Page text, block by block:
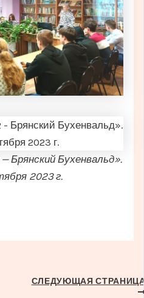
Брянский Бухенвальд».
2023 г.
СЛЕДУЮЩАЯ